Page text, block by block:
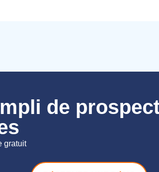
de
gratuit